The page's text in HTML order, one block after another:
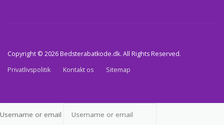
Copyright © 2026 Bedsterabatkode.dk. All Rights Reserved.
Privatlivspolitik
Kontakt os Sitemap
Username or email